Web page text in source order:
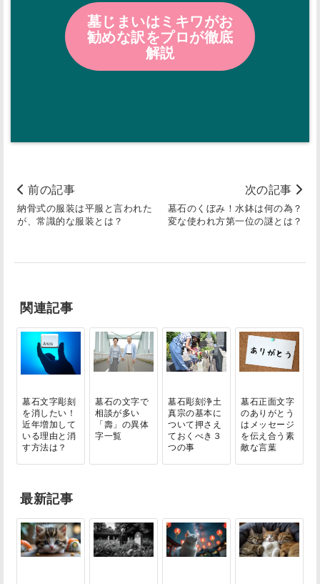
墓じまいはミキワがお
勧めな訳をプロが徹底
解説
前の記事
納骨式の服装は平服と言われた
が、常識的な服装とは？
次の記事
墓石のくぼみ！水鉢は何の為？
変な使われ方第一位の謎とは？
関連記事
墓石文字彫刻
を消したい！
近年増加して
いる理由と消
す方法は？
墓石の文字で
相談が多い
「壽」の異体
字一覧
墓石彫刻浄土
真宗の基本に
ついて押さえ
ておくべき３
つの事
墓石正面文字
のありがとう
はメッセージ
を伝え合う素
敵な言葉
最新記事